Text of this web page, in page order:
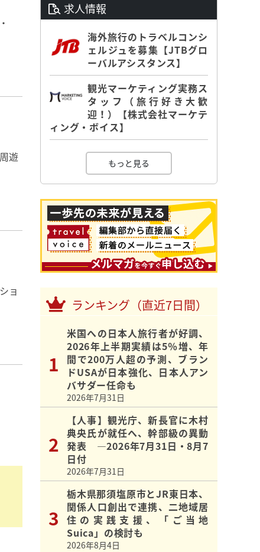
遊
ョ
求人情報
海外旅行のトラベルコンシ
ェルジュを募集【JTBグロ
ーバルアシスタンス】
観光マーケティング実務ス
タッフ（旅行好き大歓
迎！）【株式会社マーケテ
ィング・ボイス】
もっと見る
ランキング（直近7日間）
米国への日本人旅行者が好調、
2026年上半期実績は5％増、年
間で200万人超の予測、ブラン
ドUSAが日本強化、日本人アン
バサダー任命も
2026年7月31日
【人事】観光庁、新長官に木村
典央氏が就任へ、幹部級の異動
発表 ―2026年7月31日・8月7
日付
2026年7月31日
栃木県那須塩原市とJR東日本、
関係人口創出で連携、二地域居
住の実践支援、「ご当地
Suica」の検討も
2026年8月4日